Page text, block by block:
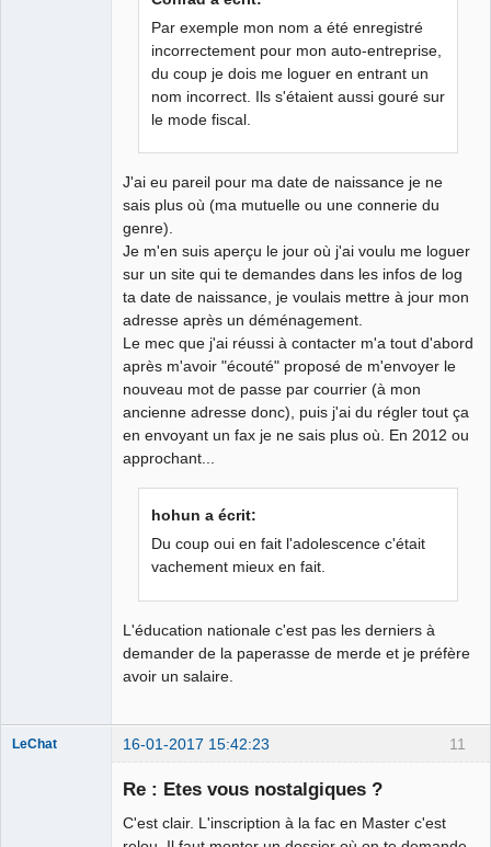
Par exemple mon nom a été enregistré
incorrectement pour mon auto-entreprise,
du coup je dois me loguer en entrant un
nom incorrect. Ils s'étaient aussi gouré sur
le mode fiscal.
J'ai eu pareil pour ma date de naissance je ne
sais plus où (ma mutuelle ou une connerie du
genre).
Je m'en suis aperçu le jour où j'ai voulu me loguer
sur un site qui te demandes dans les infos de log
ta date de naissance, je voulais mettre à jour mon
adresse après un déménagement.
Le mec que j'ai réussi à contacter m'a tout d'abord
après m'avoir "écouté" proposé de m'envoyer le
nouveau mot de passe par courrier (à mon
ancienne adresse donc), puis j'ai du régler tout ça
en envoyant un fax je ne sais plus où. En 2012 ou
approchant...
hohun a écrit:
Du coup oui en fait l'adolescence c'était
vachement mieux en fait.
L'éducation nationale c'est pas les derniers à
demander de la paperasse de merde et je préfère
avoir un salaire.
11
LeChat 16-01-2017 15:42:23
Re : Etes vous nostalgiques ?
C'est clair. L'inscription à la fac en Master c'est